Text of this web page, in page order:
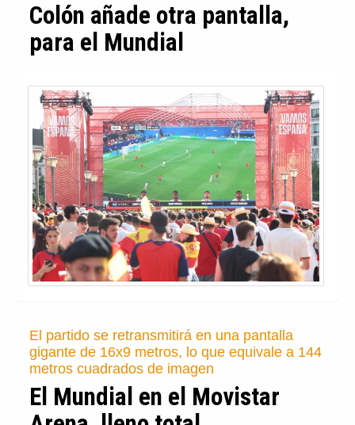
Colón añade otra pantalla,
para el Mundial
El partido se retransmitirá en una pantalla
gigante de 16x9 metros, lo que equivale a 144
metros cuadrados de imagen
El Mundial en el Movistar